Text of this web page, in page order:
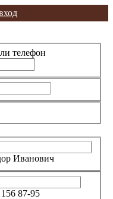
телефон
Иванович
87-95